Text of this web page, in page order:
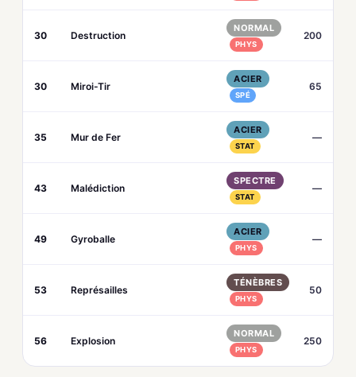
30 Destruction
NORMAL
PHYS
200
30 Miroi-Tir
ACIER
SPÉ
65
35 Mur de Fer
ACIER
STAT
—
43 Malédiction
SPECTRE
STAT
—
49 Gyroballe
ACIER
PHYS
—
53 Représailles
TÉNÈBRES
PHYS
50
56 Explosion
NORMAL
PHYS
250